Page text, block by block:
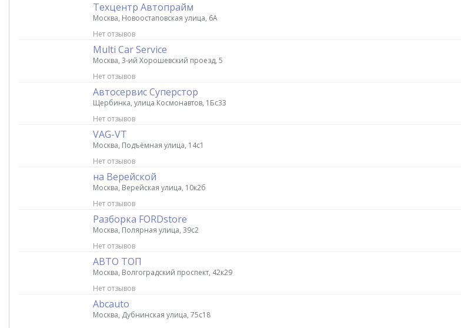
Техцентр Автопрайм
Москва, Новоостаповская улица, 6А
Нет отзывов
Multi Car Service
Москва, 3-ий Хорошевский проезд, 5
Нет отзывов
Автосервис Суперстор
Щербинка, улица Космонавтов, 1Бс33
Нет отзывов
VAG-VT
Москва, Подъёмная улица, 14с1
Нет отзывов
на Верейской
Москва, Верейская улица, 10к2б
Нет отзывов
Разборка FORDstore
Москва, Полярная улица, 39с2
Нет отзывов
АВТО ТОП
Москва, Волгоградский проспект, 42к29
Нет отзывов
Abcauto
Москва, Дубнинская улица, 75с18